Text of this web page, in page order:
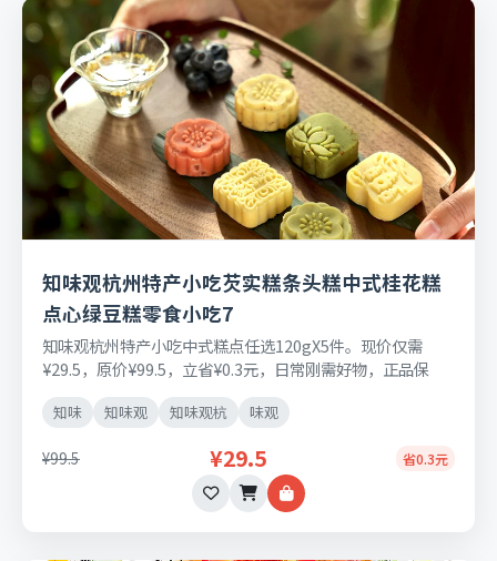
知味观杭州特产小吃芡实糕条头糕中式桂花糕
点心绿豆糕零食小吃7
知味观杭州特产小吃中式糕点任选120gX5件。现价仅需
¥29.5，原价¥99.5，立省¥0.3元，日常刚需好物，正品保
知味 知味观 知味观杭 味观
¥99.5 ¥29.5 省0.3元